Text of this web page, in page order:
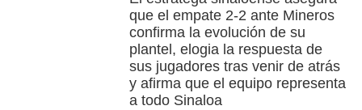
que el empate 2-2 ante Mineros
confirma la evolución de su
plantel, elogia la respuesta de
sus jugadores tras venir de atrás
y afirma que el equipo representa
a todo Sinaloa